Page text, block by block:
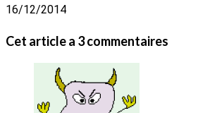
16/12/2014
Cet article a 3 commentaires